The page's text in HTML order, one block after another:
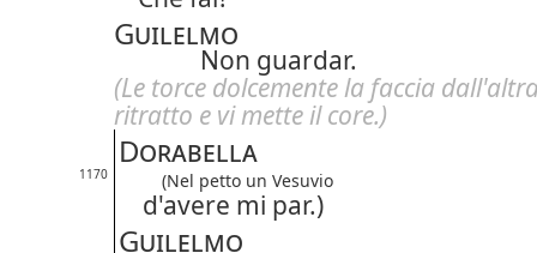
Guilelmo
Non guardar.
(Le torce dolcemente la faccia
ritratto e vi mette il core.)
Dorabella
1170 (Nel petto un Vesuvio
d'avere mi par.)
Guilelmo